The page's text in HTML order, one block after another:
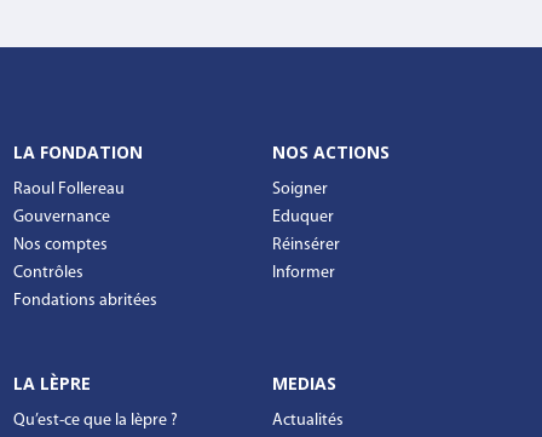
LA FONDATION
Raoul Follereau
Gouvernance
Nos comptes
Contrôles
Fondations abritées
NOS ACTIONS
Soigner
Eduquer
Réinsérer
Informer
LA LÈPRE
Qu’est-ce que la lèpre ?
MEDIAS
Actualités